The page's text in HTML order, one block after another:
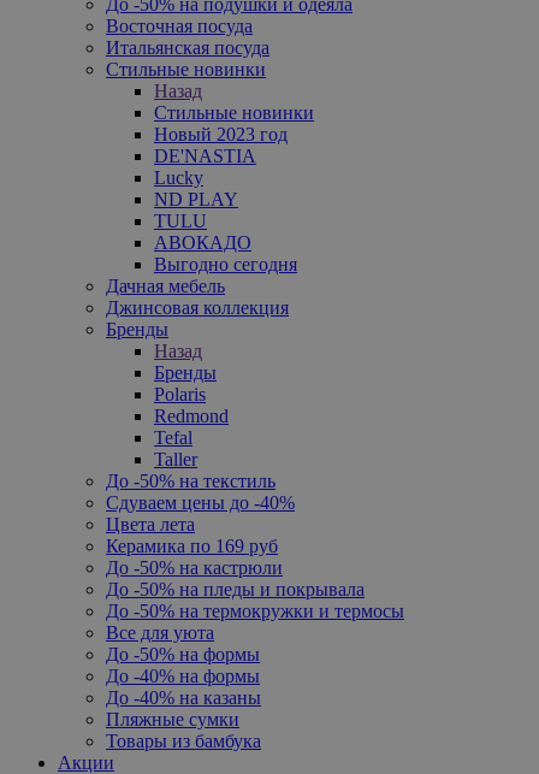
Восточная посуда
Итальянская посуда
Стильные новинки
Назад
Стильные новинки
Новый 2023 год
DE'NASTIA
Lucky
ND PLAY
TULU
АВОКАДО
Выгодно сегодня
Дачная мебель
Джинсовая коллекция
Бренды
Назад
Бренды
Polaris
Redmond
Tefal
Taller
До -50% на текстиль
Сдуваем цены до -40%
Цвета лета
Керамика по 169 руб
До -50% на кастрюли
До -50% на пледы и покрывала
До -50% на термокружки и термосы
Все для уюта
До -50% на формы
До -40% на формы
До -40% на казаны
Пляжные сумки
Товары из бамбука
Акции